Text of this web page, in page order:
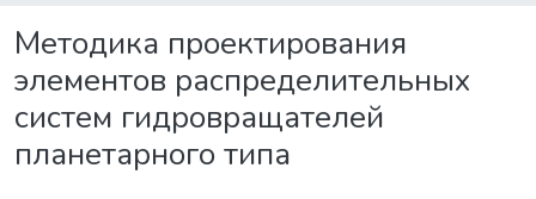
Методика проектирования
элементов распределительных
систем гидровращателей
планетарного типа